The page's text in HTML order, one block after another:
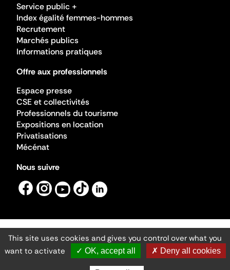
Service public +
Index égalité femmes-hommes
Recrutement
Marchés publics
Informations pratiques
Offre aux professionnels
Espace presse
CSE et collectivités
Professionnels du tourisme
Expositions en location
Privatisations
Mécénat
Nous suivre
Mentions légales
Gestion des cookies
Accessibilité numérique
Ministère de la Culture ©2026
- Cité de l'architecture et du patrimoine
This site uses cookies and gives you control over what you
want to activate
✓ OK, accept all ✗ Deny all cookies